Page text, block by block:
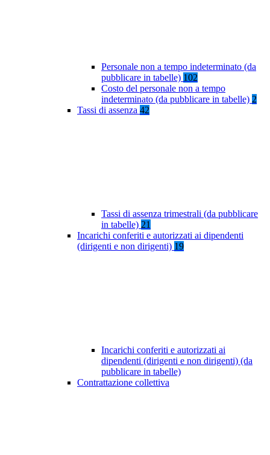
Personale non a tempo indeterminato (da
pubblicare in tabelle) 102
Costo del personale non a tempo
indeterminato (da pubblicare in tabelle) 2
Tassi di assenza 42
Tassi di assenza trimestrali (da pubblicare
in tabelle) 21
Incarichi conferiti e autorizzati ai dipendenti
(dirigenti e non dirigenti) 19
Incarichi conferiti e autorizzati ai
dipendenti (dirigenti e non dirigenti) (da
pubblicare in tabelle)
Contrattazione collettiva